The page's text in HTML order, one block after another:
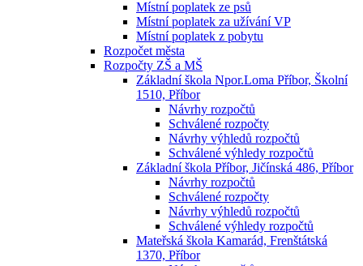
Místní poplatek ze psů
Místní poplatek za užívání VP
Místní poplatek z pobytu
Rozpočet města
Rozpočty ZŠ a MŠ
Základní škola Npor.Loma Příbor, Školní
1510, Příbor
Návrhy rozpočtů
Schválené rozpočty
Návrhy výhledů rozpočtů
Schválené výhledy rozpočtů
Základní škola Příbor, Jičínská 486, Příbor
Návrhy rozpočtů
Schválené rozpočty
Návrhy výhledů rozpočtů
Schválené výhledy rozpočtů
Mateřská škola Kamarád, Frenštátská
1370, Příbor